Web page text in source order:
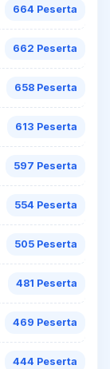
664 Peserta
662 Peserta
658 Peserta
613 Peserta
597 Peserta
554 Peserta
505 Peserta
481 Peserta
469 Peserta
444 Peserta